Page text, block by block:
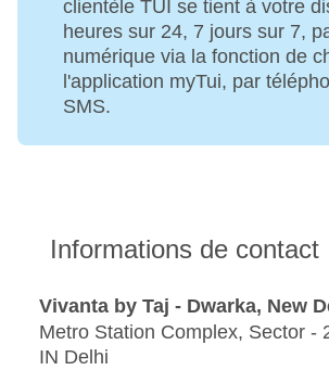
clientèle TUI se tient à votre
heures sur 24, 7 jours sur 7,
numérique via la fonction de
l'application myTui, par
SMS.
Informations de contact
Vivanta by Taj - Dwarka, New
Metro Station Complex, Sector -
IN Delhi